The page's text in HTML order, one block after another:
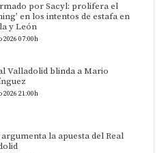
por Sacyl: prolifera el
en los intentos de estafa en
y León
2026 07:00h
Valladolid blinda a Mario
2026 21:00h
la apuesta del Real